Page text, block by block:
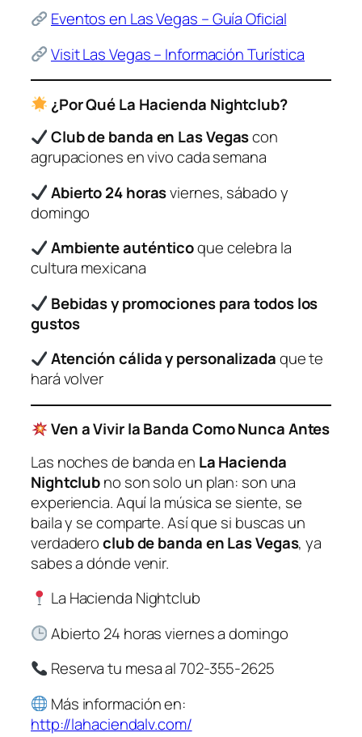
Eventos en Las Vegas – Guía Oficial
Visit Las Vegas – Información Turística
¿Por Qué La Hacienda Nightclub?
Club de banda en Las Vegascon
agrupaciones en vivo cada semana
Abierto 24 horasviernes, sábado y
domingo
Ambiente auténticoque celebra la
cultura mexicana
Bebidas y promociones para todos los
gustos
Atención cálida y personalizadaque te
hará volver
Ven a Vivir la Banda Como Nunca Antes
Las noches de banda en La Hacienda
Nightclubno son solo un plan: son una
experiencia. Aquí la música se siente, se
baila y se comparte. Así que si buscas un
verdaderoclub de banda en Las Vegas, ya
sabes a dónde venir.
La Hacienda Nightclub
Abierto 24 horas viernes a domingo
Reserva tu mesa al 702-355-2625
Más información en:
http://lahaciendalv.com/